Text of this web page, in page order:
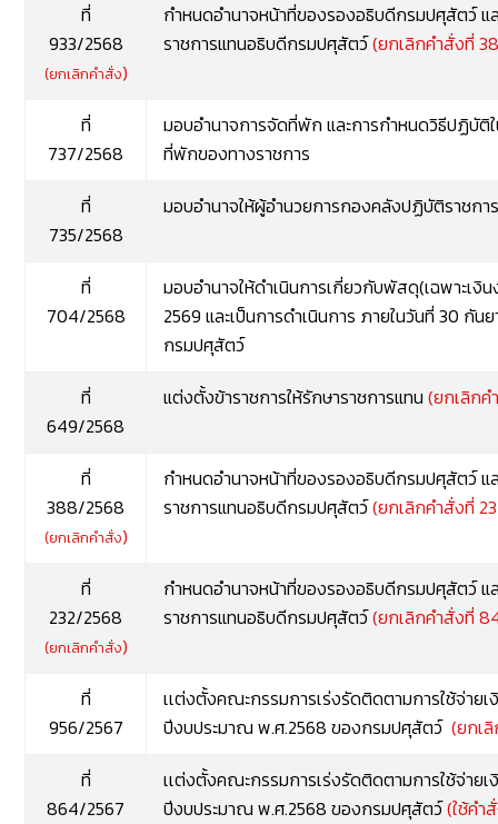
ที่
933/2568
(ยกเลิกคำสั่ง)
กำหนดอำนาจหน้าที่ของรองอธิบดีกรมปศุสัตว์ แ
ราชการแทนอธิบดีกรมปศุสัตว์(ยกเลิกคำสั่งที่
ที่
737/2568
มอบอำนาจการจัดที่พัก และการกำหนดวิธีปฏิบัติ
ที่พักของทางราชการ
ที่
735/2568
มอบอำนาจให้ผู้อำนวยการกองคลังปฏิบัติราชก
ที่
704/2568
มอบอำนาจให้ดำเนินการเกี่ยวกับพัสดุ(เฉพาะเ
2569 และเป็นการดำเนินการ ภายในวันที่ 30 กั
กรมปศุสัตว์
ที่
649/2568
แต่งตั้งข้าราชการให้รักษาราชการแทน(ยกเลิกค
ที่
388/2568
(ยกเลิกคำสั่ง)
กำหนดอำนาจหน้าที่ของรองอธิบดีกรมปศุสัตว์ แ
ราชการแทนอธิบดีกรมปศุสัตว์(ยกเลิกคำสั่งที่
ที่
232/2568
(ยกเลิกคำสั่ง)
กำหนดอำนาจหน้าที่ของรองอธิบดีกรมปศุสัตว์ แ
ราชการแทนอธิบดีกรมปศุสัตว์(ยกเลิกคำสั่งที่
ที่
956/2567
เเต่งตั้งคณะกรรมการเร่งรัดติดตามการใช้จ่าย
ปีงบประมาณ พ.ศ.2568 ของกรมปศุสัตว์(ยกเ
ที่
864/2567
เเต่งตั้งคณะกรรมการเร่งรัดติดตามการใช้จ่าย
ปีงบประมาณ พ.ศ.2568 ของกรมปศุสัตว์(ใช้คำ